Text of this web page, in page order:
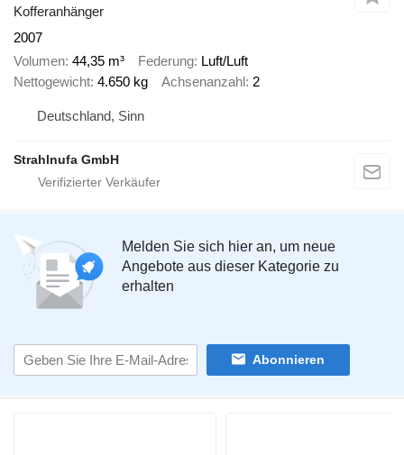
Kofferanhänger
2007
Volumen 44,35 m³ Federung Luft/Luft
Nettogewicht 4.650 kg Achsenanzahl 2
Deutschland, Sinn
Strahlnufa GmbH
Melden Sie sich hier an, um neue
Angebote aus dieser Kategorie zu
erhalten
Abonnieren